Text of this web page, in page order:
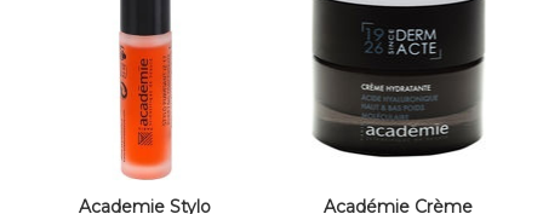
Academie Stylo Académie Crème